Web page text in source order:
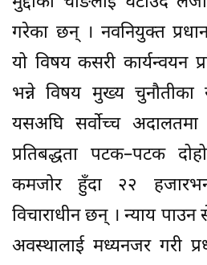
गरेका छन् । नवनियुक्त
यो विषय कसरी कार्यन्वयन
भन्ने विषय मुख्य चुनौतीका
यसअघि सर्वोच्च अदालतमा
प्रतिबद्धता पटक–पटक
कमजोर हुँदा २२
विचाराधीन छन् । न्याय पाउन
अवस्थालाई मध्यनजर गरी